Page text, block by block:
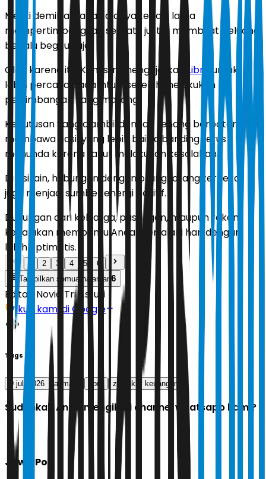
Meski demikian, ada kalanya terlalu lama
mempertimbangkan sesuatu justru membuat peluang
berlalu begitu saja.
Oleh karena itu, Kamis ini mengajarkan
Libra
untuk
lebih percaya pada intuisi setelah melakukan
pertimbangan yang matang.
Keputusan yang diambil dengan tenang berpotensi
membawa hasil yang lebih baik dibanding terus
menunda karena takut melakukan kesalahan.
Di sisi lain, hubungan dengan orang-orang terdekat
juga menjadi sumber energi positif.
Dukungan dari keluarga, pasangan, maupun rekan
kerja akan membantu Anda menjalani hari dengan
lebih optimistis.
2 3 4 5
6
Tampilkan semua halaman 6
Editor: Novia Tri Astuti
Ikuti kami di Google
Tags
9 juli 2026 asmara libra zodiak keuangan
Sudahkah Anda mengikuti channel whatsapp kami?
Jawa Pos